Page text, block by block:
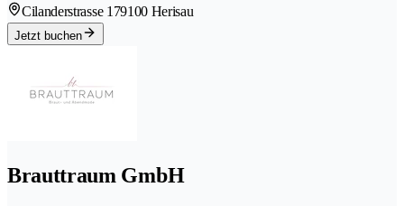
Cilanderstrasse 179100 Herisau
Jetzt buchen
Brauttraum GmbH